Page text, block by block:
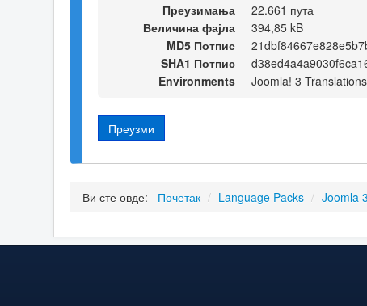
Преузимања
22.661 пута
Величина фајла
394,85 kB
MD5 Потпис
SHA1 Потпис
Environments
Joomla! 3 Translations
Преузми
Ви сте овде: Почетак / Language Packs / Joomla